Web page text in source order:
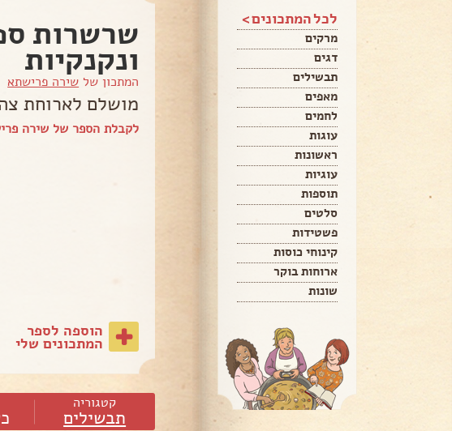
לכל המתכונים >
מרקים
דגים
תבשילים
מאפים
לחמים
עוגות
ראשונות
עוגיות
תוספות
סלטים
פשטידות
קינוחי כוסות
ארוחות בוקר
שונות
שרשרות
ונקנקיות
המתכון של שירה פרישתא
מושלם לארוחת
לקבלת הספר של שירה
הוספה לספר
המתכונים שלי
קטגוריה
תבשילים